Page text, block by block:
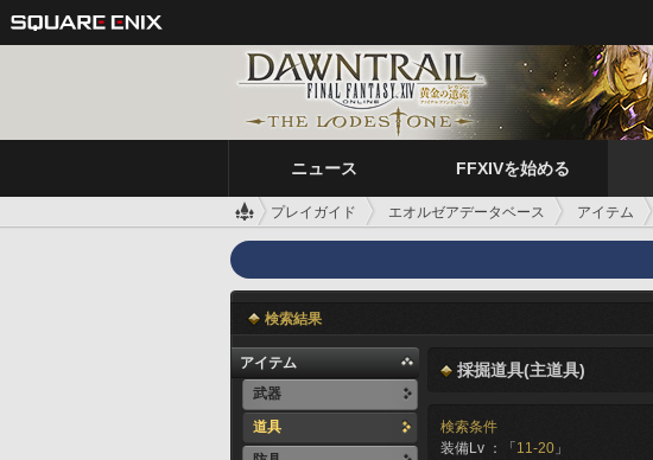
ニュース FFXIVを始める
プレイガイド エオルゼアデータベース アイテム
検索結果
アイテム
武器
道具
採掘道具(主道具)
検索条件
装備Lv ：「 11-20 」